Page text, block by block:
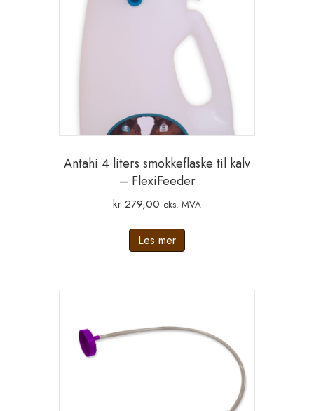
Antahi 4 liters smokkeflaske til kalv
– FlexiFeeder
kr 279,00 eks. MVA
Les mer